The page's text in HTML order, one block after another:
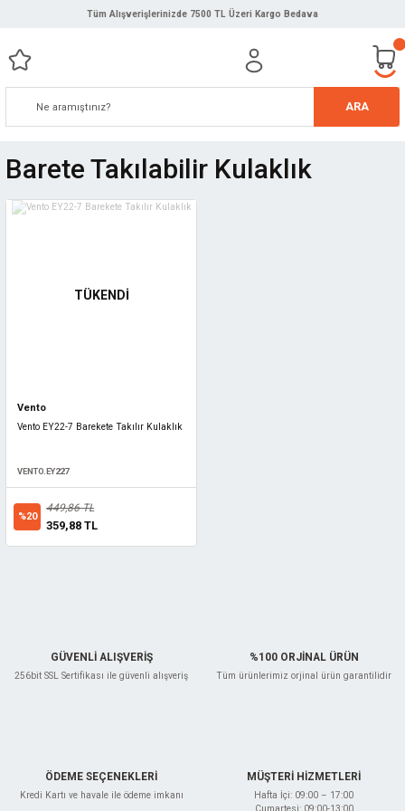
Tüm Alışverişlerinizde 7500 TL Üzeri Kargo Bedava
ARA
Barete Takılabilir Kulaklık
TÜKENDİ
Vento
Vento EY22-7 Barekete Takılır Kulaklık
VENTO.EY227
%20
449,86 TL
359,88 TL
GÜVENLİ ALIŞVERİŞ
256bit SSL Sertifikası ile güvenli alışveriş
%100 ORJİNAL ÜRÜN
Tüm ürünlerimiz orjinal ürün garantilidir
ÖDEME SEÇENEKLERİ
Kredi Kartı ve havale ile ödeme imkanı
MÜŞTERİ HİZMETLERİ
Hafta İçi: 09:00 – 17:00
Cumartesi: 09:00-13:00